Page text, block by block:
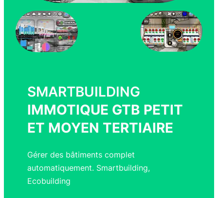
SMARTBUILDING
IMMOTIQUE GTB PETIT
ET MOYEN TERTIAIRE
Gérer des bâtiments complet
automatiquement. Smartbuilding,
Ecobuilding